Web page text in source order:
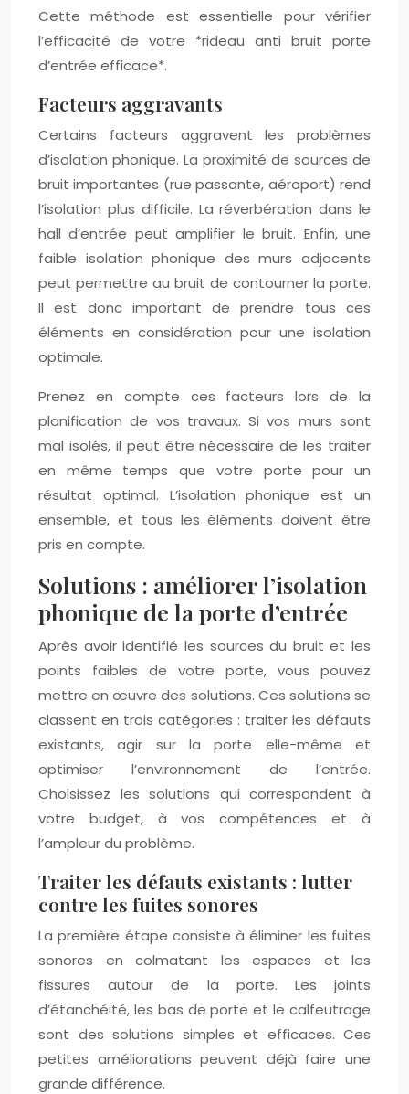
Cette méthode est essentielle pour vérifier
l’efficacité de votre *rideau anti bruit porte
d’entrée efficace*.
Facteurs aggravants
Certains facteurs aggravent les problèmes
d’isolation phonique. La proximité de sources de
bruit importantes (rue passante, aéroport) rend
l’isolation plus difficile. La réverbération dans le
hall d’entrée peut amplifier le bruit. Enfin, une
faible isolation phonique des murs adjacents
peut permettre au bruit de contourner la porte.
Il est donc important de prendre tous ces
éléments en considération pour une isolation
optimale.
Prenez en compte ces facteurs lors de la
planification de vos travaux. Si vos murs sont
mal isolés, il peut être nécessaire de les traiter
en même temps que votre porte pour un
résultat optimal. L’isolation phonique est un
ensemble, et tous les éléments doivent être
pris en compte.
Solutions : améliorer l’isolation
phonique de la porte d’entrée
Après avoir identifié les sources du bruit et les
points faibles de votre porte, vous pouvez
mettre en œuvre des solutions. Ces solutions se
classent en trois catégories : traiter les défauts
existants, agir sur la porte elle-même et
optimiser l’environnement de l’entrée.
Choisissez les solutions qui correspondent à
votre budget, à vos compétences et à
l’ampleur du problème.
Traiter les défauts existants : lutter
contre les fuites sonores
La première étape consiste à éliminer les fuites
sonores en colmatant les espaces et les
fissures autour de la porte. Les joints
d’étanchéité, les bas de porte et le calfeutrage
sont des solutions simples et efficaces. Ces
petites améliorations peuvent déjà faire une
grande différence.